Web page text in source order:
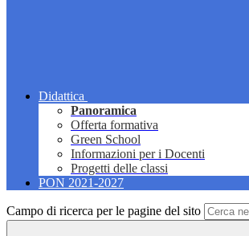
Didattica
Panoramica
Offerta formativa
Green School
Informazioni per i Docenti
Progetti delle classi
PON 2021-2027
Campo di ricerca per le pagine del sito